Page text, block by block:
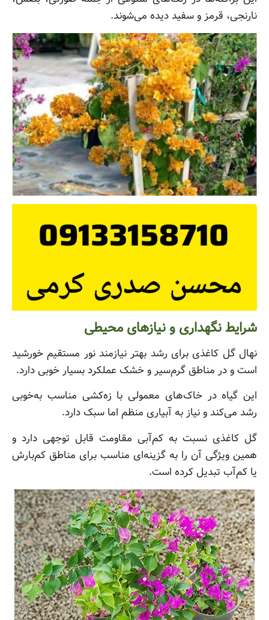
نارنجی، قرمز و سفید دیده می‌شوند.
شرایط نگهداری و نیازهای محیطی
نهال گل کاغذی برای رشد بهتر نیازمند نور مستقیم خورشید
است و در مناطق گرم‌سیر و خشک عملکرد بسیار خوبی دارد.
این گیاه در خاک‌های معمولی با زه‌کشی مناسب به‌خوبی
رشد می‌کند و نیاز به آبیاری منظم اما سبک دارد.
گل کاغذی نسبت به کم‌آبی مقاومت قابل توجهی دارد و
همین ویژگی آن را به گزینه‌ای مناسب برای مناطق کم‌بارش
یا کم‌آب تبدیل کرده است.